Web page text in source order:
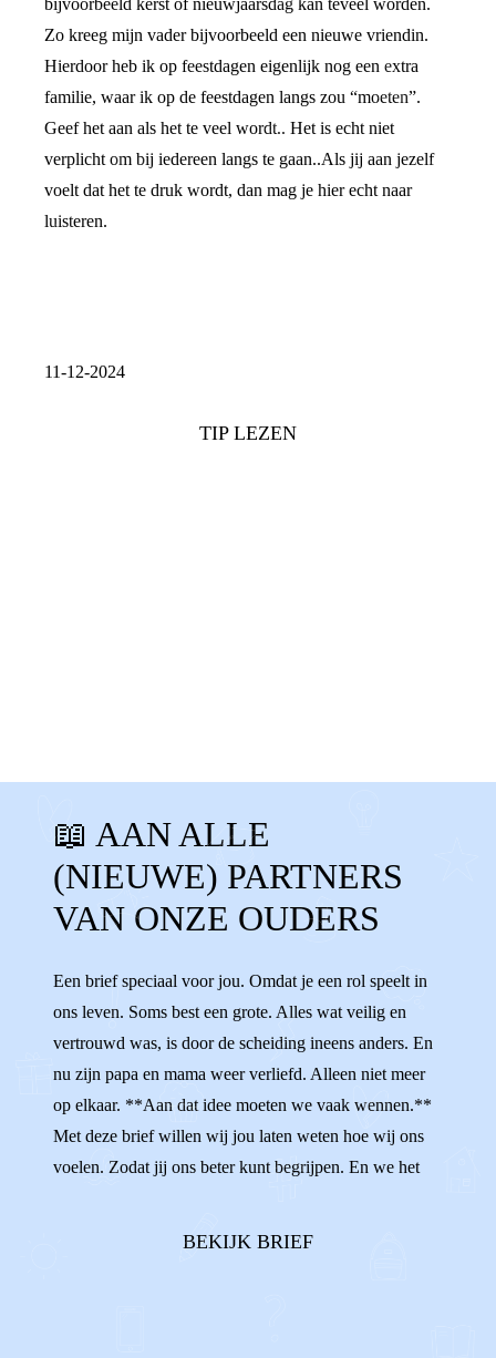
Zo kreeg mijn vader bijvoorbeeld een nieuwe vriendin.
Hierdoor heb ik op feestdagen eigenlijk nog een extra
familie, waar ik op de feestdagen langs zou “moeten”.
Geef het aan als het te veel wordt.. Het is echt niet
verplicht om bij iedereen langs te gaan..Als jij aan jezelf
voelt dat het te druk wordt, dan mag je hier echt naar
luisteren.
11-12-2024
TIP LEZEN
VRIENDIN STIEFVADER
STIEFMOEDER BONUSVADER
BONUSMOEDER STIEFOUDERS
BONUSOUDERS VRIEND TIPS
STIEFZUS STIEFBROER
VERLIEFD
📖 AAN ALLE
(NIEUWE) PARTNERS
VAN ONZE OUDERS
Een brief speciaal voor jou. Omdat je een rol speelt in
ons leven. Soms best een grote. Alles wat veilig en
vertrouwd was, is door de scheiding ineens anders. En
nu zijn papa en mama weer verliefd. Alleen niet meer
op elkaar. **Aan dat idee moeten we vaak wennen.**
Met deze brief willen wij jou laten weten hoe wij ons
voelen. Zodat jij ons beter kunt begrijpen. En we het
BEKIJK BRIEF